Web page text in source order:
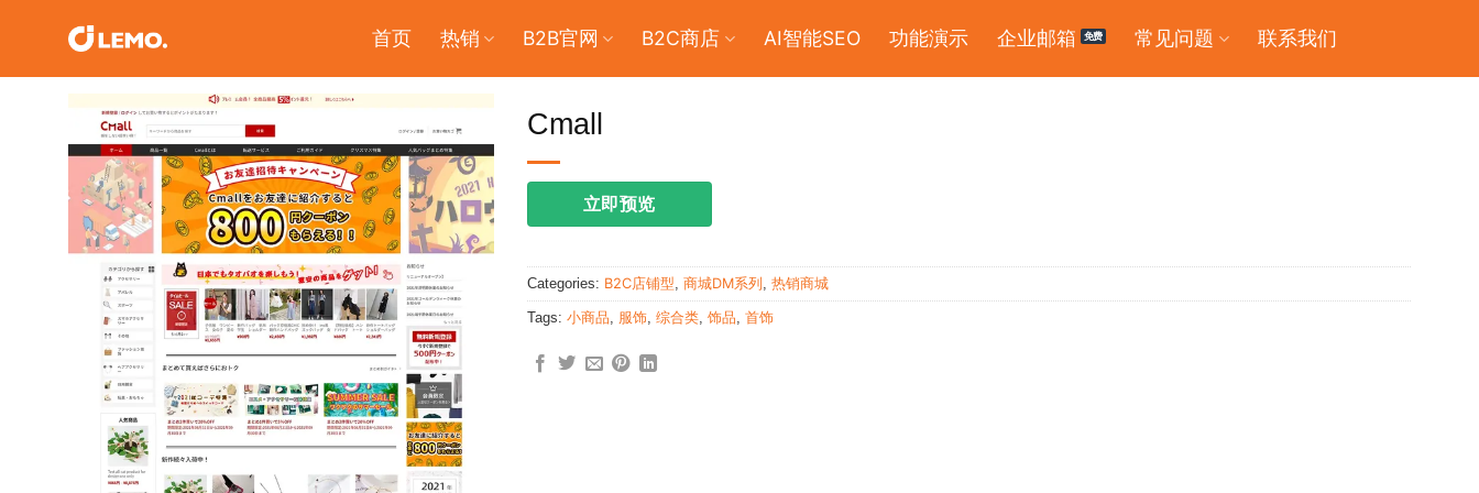
首页 热销 B2B官网 B2C商店 AI智能SEO 功能演示 企业邮箱 常见问题 联系我们
Cmall
立即预览
Categories: B2C店铺型, 商城DM系列 , 热销商城
Tags: 小商品, 服饰, 综合类, 饰品, 首饰